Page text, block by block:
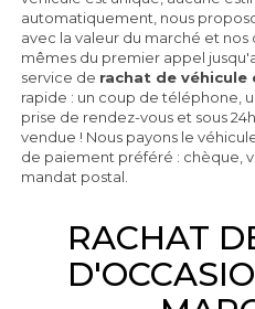
automatiquement, nous
avec la valeur du marché et nos
mêmes du premier appel
service de rachat de véhicule
rapide : un coup de téléphone,
prise de rendez-vous et sous
vendue ! Nous payons le
de paiement préféré : chèque,
mandat postal.
RACHAT